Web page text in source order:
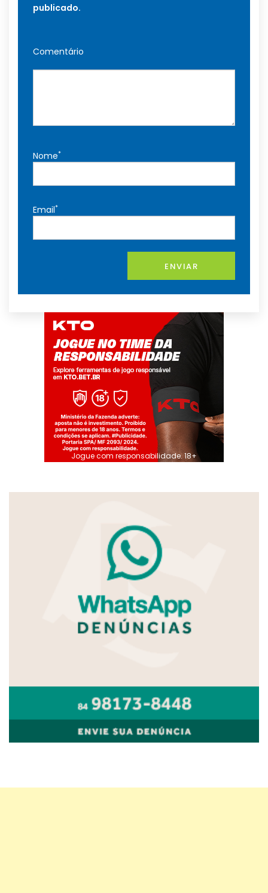
publicado.
Comentário
Nome*
Email*
ENVIAR
Jogue com responsabilidade. 18+